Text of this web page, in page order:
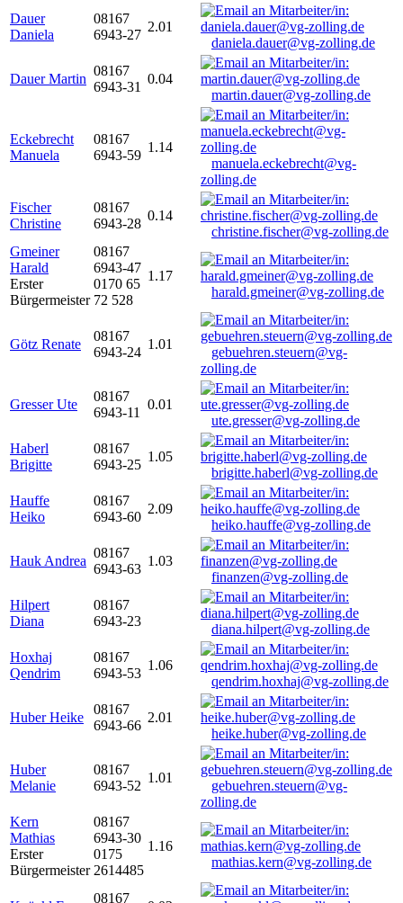
Dauer
Daniela
08167
6943-27
2.01
daniela.dauer@vg-zolling.de
Dauer Martin
08167
6943-31
0.04
martin.dauer@vg-zolling.de
Eckebrecht
Manuela
08167
6943-59
1.14
manuela.eckebrecht@vg-
zolling.de
Fischer
Christine
08167
6943-28
0.14
christine.fischer@vg-zolling.de
Gmeiner
Harald
Erster
Bürgermeister
08167
6943-47
0170 65
72 528
1.17
harald.gmeiner@vg-zolling.de
Götz Renate
08167
6943-24
1.01
gebuehren.steuern@vg-
zolling.de
Gresser Ute
08167
6943-11
0.01
ute.gresser@vg-zolling.de
Haberl
Brigitte
08167
6943-25
1.05
brigitte.haberl@vg-zolling.de
Hauffe
Heiko
08167
6943-60
2.09
heiko.hauffe@vg-zolling.de
Hauk Andrea
08167
6943-63
1.03
finanzen@vg-zolling.de
Hilpert
Diana
08167
6943-23
diana.hilpert@vg-zolling.de
Hoxhaj
Qendrim
08167
6943-53
1.06
qendrim.hoxhaj@vg-zolling.de
Huber Heike
08167
6943-66
2.01
heike.huber@vg-zolling.de
Huber
Melanie
08167
6943-52
1.01
gebuehren.steuern@vg-
zolling.de
Kern
Mathias
Erster
Bürgermeister
08167
6943-30
0175
2614485
1.16
mathias.kern@vg-zolling.de
08167